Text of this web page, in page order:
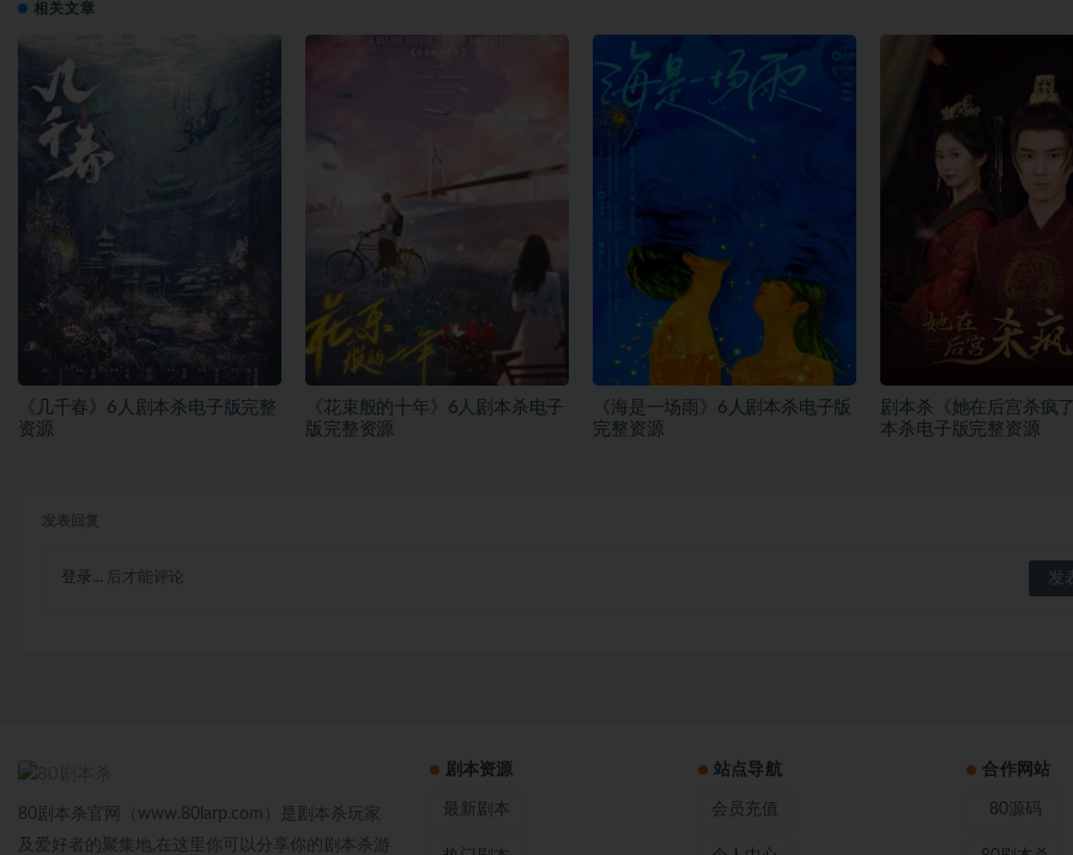
相关文章
《几千春》6人剧本杀电子版完整
资源
《花束般的十年》6人剧本杀电子
版完整资源
《海是一场雨》6人剧本杀电子版
完整资源
剧本杀《她在后宫杀疯
本杀电子版完整资源
登录... 后才能评论
80剧本杀官网（www.80larp.com）是剧本杀玩家
及爱好者的聚集地,在这里你可以分享你的剧本杀游
剧本资源
最新剧本
站点导航
会员充值
合作网站
80源码